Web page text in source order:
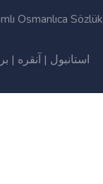
Osmanlıca Sözlük
استانبول | آنقره |